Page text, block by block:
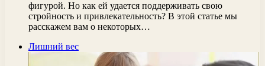
фигурой. Но как ей удается поддерживать свою
стройность и привлекательность? В этой статье мы
расскажем вам о некоторых…
Лишний вес